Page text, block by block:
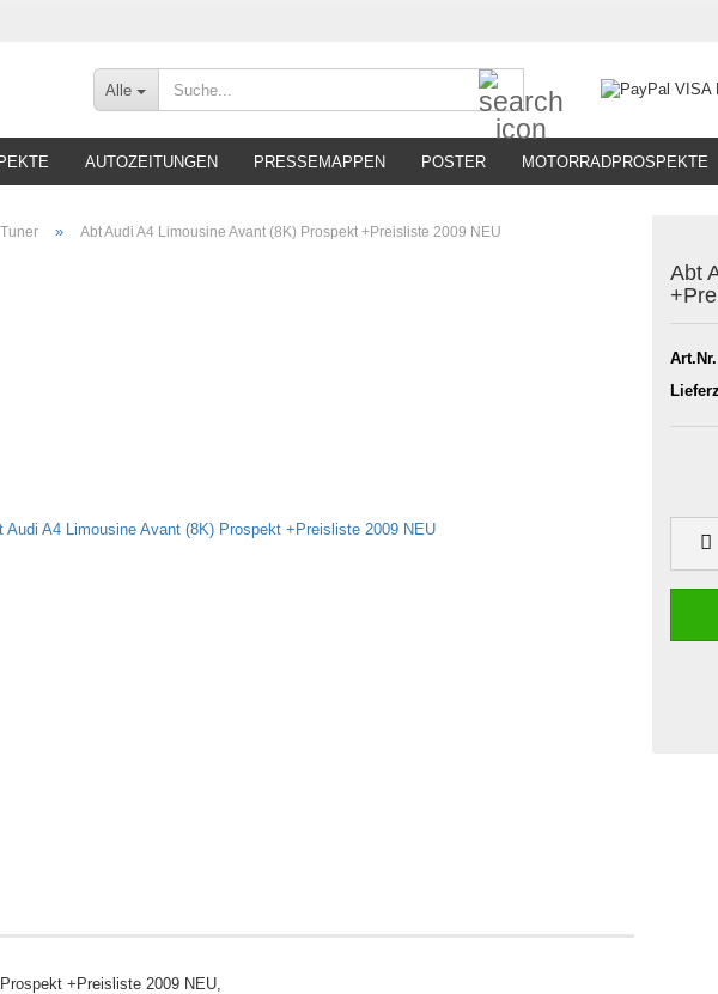
Alle
AUTOZEITUNGEN PRESSEMAPPEN POSTER MOTORRADPROSPEKTE
Tuner » Abt Audi A4 Limousine Avant (8K) Prospekt +Preisliste 2009 NEU
Abt
+Preisliste 2009 NEU,